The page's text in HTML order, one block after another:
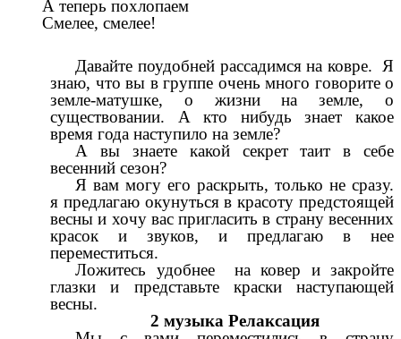
А теперь похлопаем
Смелее, смелее!
Давайте поудобней рассадимся на ковре. Я
знаю, что вы в группе очень много говорите о
земле-матушке, о жизни на земле, о
существовании. А кто нибудь знает какое
время года наступило на земле?
А вы знаете какой секрет таит в себе
весенний сезон?
Я вам могу его раскрыть, только не сразу.
я предлагаю окунуться в красоту предстоящей
весны и хочу вас пригласить в страну весенних
красок и звуков, и предлагаю в нее
переместиться.
Ложитесь удобнее на ковер и закройте
глазки и представьте краски наступающей
весны.
2 музыка Релаксация